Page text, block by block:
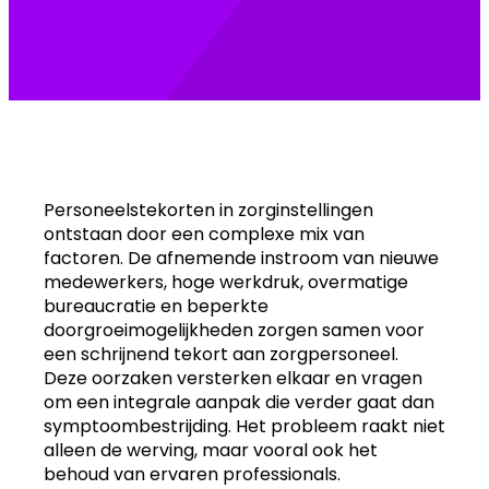
Personeelstekorten in zorginstellingen
ontstaan door een complexe mix van
factoren. De afnemende instroom van nieuwe
medewerkers, hoge werkdruk, overmatige
bureaucratie en beperkte
doorgroeimogelijkheden zorgen samen voor
een schrijnend tekort aan zorgpersoneel.
Deze oorzaken versterken elkaar en vragen
om een integrale aanpak die verder gaat dan
symptoombestrijding. Het probleem raakt niet
alleen de werving, maar vooral ook het
behoud van ervaren professionals.